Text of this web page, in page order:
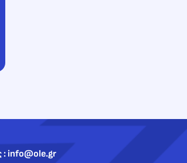
: info@ole.gr